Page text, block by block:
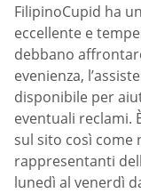
FilipinoCupid ha
eccellente e
debbano
evenienza,
disponibile per
eventuali reclami.
sul sito così come
rappresentanti
lunedì al venerdì